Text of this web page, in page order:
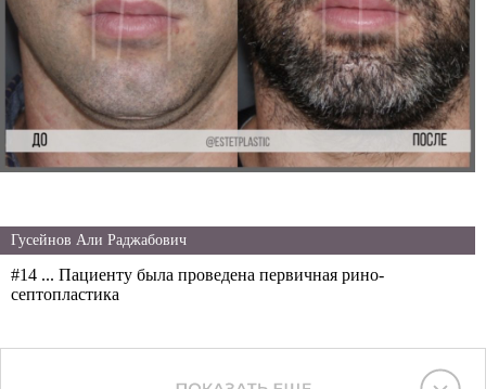
Гусейнов Али Раджабович
#14 ... Пациенту была проведена первичная рино-
септопластика